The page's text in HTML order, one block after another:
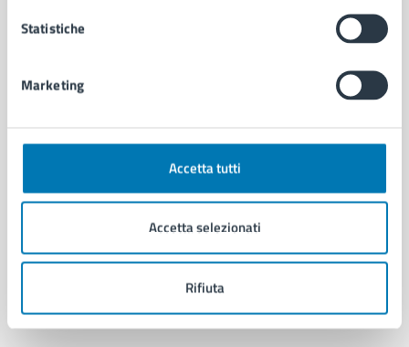
Statistiche
Marketing
Accetta tutti
Accetta selezionati
Rifiuta
Comune di Napoli
AMMINISTRAZIONE
Organi di governo
Enti e fondazioni
Personale amministrativo
Intranet, posta aziendale e protocollo